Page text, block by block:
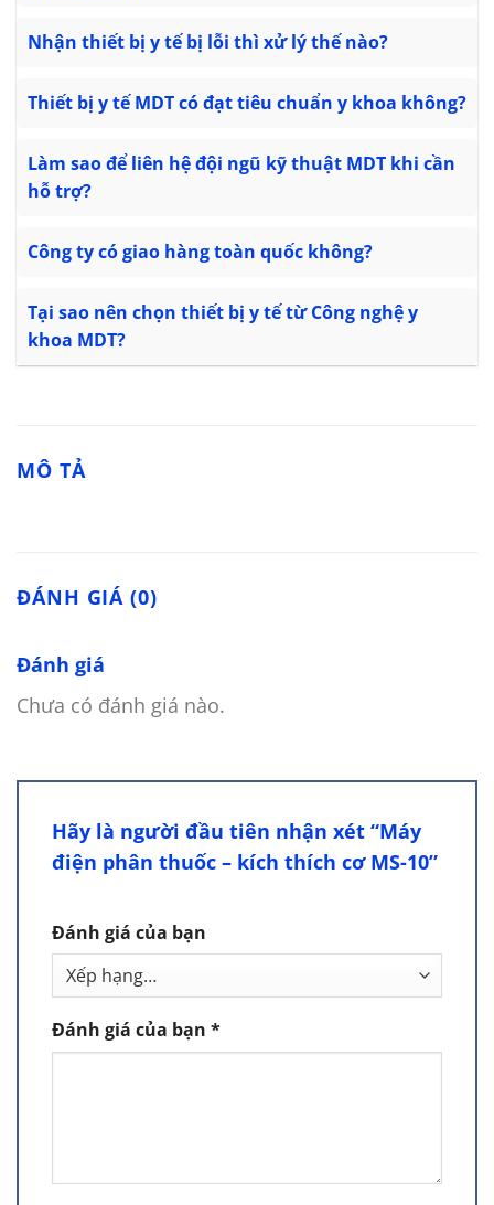
Nhận thiết bị y tế bị lỗi thì xử lý thế nào?
Thiết bị y tế MDT có đạt tiêu chuẩn y khoa không?
Làm sao để liên hệ đội ngũ kỹ thuật MDT khi cần
hỗ trợ?
Công ty có giao hàng toàn quốc không?
Tại sao nên chọn thiết bị y tế từ Công nghệ y
khoa MDT?
MÔ TẢ
ĐÁNH GIÁ (0)
Đánh giá
Chưa có đánh giá nào.
Hãy là người đầu tiên nhận xét “Máy
điện phân thuốc – kích thích cơ MS-10”
Đánh giá của bạn
Đánh giá của bạn *